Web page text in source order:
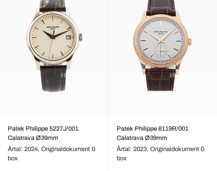
Patek Philippe 5227J/001
Calatrava Ø39mm
Årtal: 2024, Originaldokument &
box
Patek Philippe 6119R/001
Calatrava Ø39mm
Årtal: 2023, Originaldokument &
box